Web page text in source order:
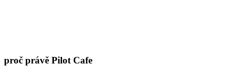
proč právě Pilot Cafe